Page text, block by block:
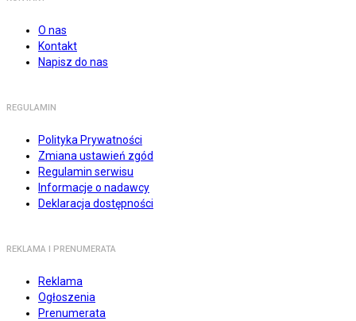
O nas
Kontakt
Napisz do nas
REGULAMIN
Polityka Prywatności
Zmiana ustawień zgód
Regulamin serwisu
Informacje o nadawcy
Deklaracja dostępności
REKLAMA I PRENUMERATA
Reklama
Ogłoszenia
Prenumerata